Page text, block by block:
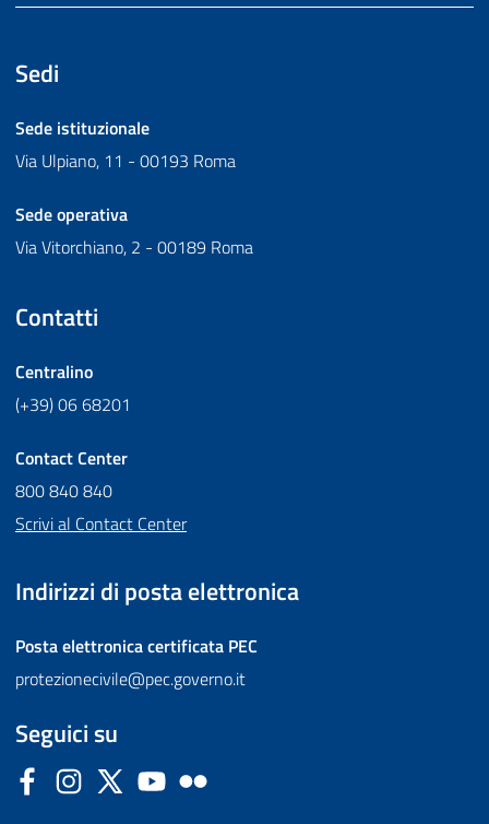
Sedi
Sede istituzionale
Via Ulpiano, 11 - 00193 Roma
Sede operativa
Via Vitorchiano, 2 - 00189 Roma
Contatti
Centralino
(+39) 06 68201
Contact Center
800 840 840
Scrivi al Contact Center
Indirizzi di posta elettronica
Posta elettronica certificata PEC
protezionecivile@pec.governo.it
Seguici su
FacebookInstagram
Twitter YouTube